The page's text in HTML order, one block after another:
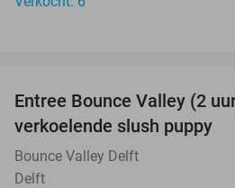
Entree Bounce Valley (2
verkoelende slush puppy
Bounce Valley Delft
Delft